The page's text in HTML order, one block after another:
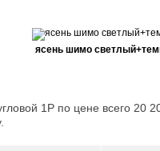
ясень шимо
1Р по цене всего 20